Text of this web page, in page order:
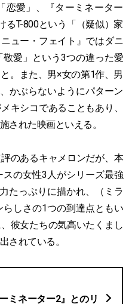
恋愛」、『ターミネーター
るT-800という「（疑似）家
ュー・フェイト』ではダニ
愛」という3つの違った愛
。また、男×女の第1作、男
かぶらないようにパターン
キシコであることもあり、
された映画といえる。
のあるキャメロンだが、本
の女性3人がシリーズ最強
たっぷりに描かれ、（ミラ
しさの1つの到達点ともい
彼女たちの気高いたくまし
されている。
ミネーター2』とのリ